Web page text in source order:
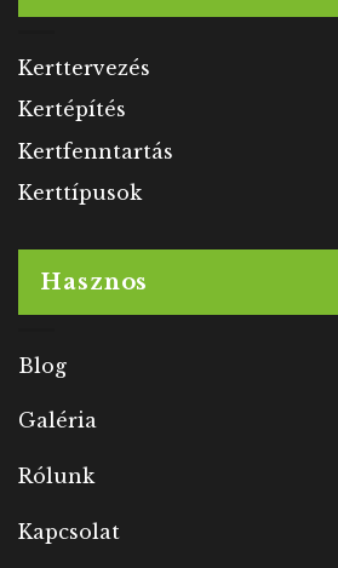
Kerttervezés
Kertépítés
Kertfenntartás
Kerttípusok
Hasznos
Blog
Galéria
Rólunk
Kapcsolat